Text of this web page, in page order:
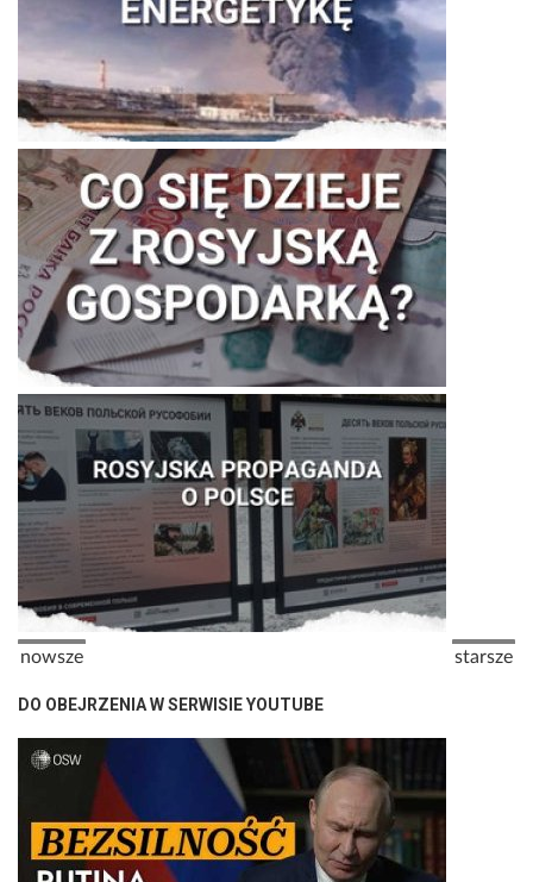
Stronicowanie
Poprzednia strona
nowsze starsze
DO OBEJRZENIA W SERWISIE YOUTUBE